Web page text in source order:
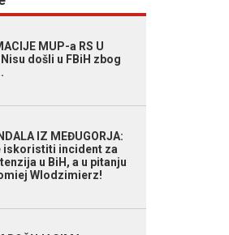
MUP-a RS U
Nisu došli u FBiH zbog
IZ MEĐUGORJA:
iskoristiti incident za
u BiH, a u pitanju
Wlodzimierz!